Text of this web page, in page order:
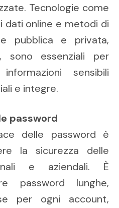
Tecnologie come
dati online e metodi di
pubblica e privata,
sono essenziali per
sensibili
e integre.
password
delle password è
la sicurezza delle
e aziendali. È
password lunghe,
per ogni account,